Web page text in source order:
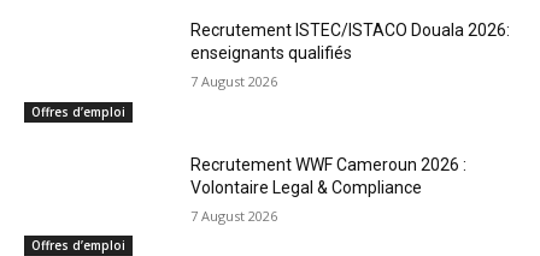
Offres d’emploi
Recrutement ISTEC/ISTACO Douala 2026:
enseignants qualifiés
7 August 2026
Offres d’emploi
Recrutement WWF Cameroun 2026 :
Volontaire Legal & Compliance
7 August 2026